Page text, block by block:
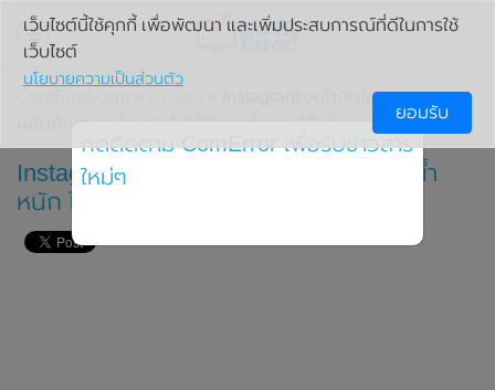
» Instagram จะจำกัดโฆษณา
Instagram จะจำกัดโฆษณาผลิตภัณฑ์ลดน้ำ
หนัก ไม่ให้ผู้อายุต่ำกว่า 18 เห็น
เว็บไซต์นี้ใช้คุกกี้ เพื่อพัฒนา และเพิ่มประสบการณ์ที่ดีในการใช้
เว็บไซต์
นโยบายความเป็นส่วนตัว
ยอมรับ
กดติดตาม ComError เพื่อรับข่าวสาร
ใหม่ๆ